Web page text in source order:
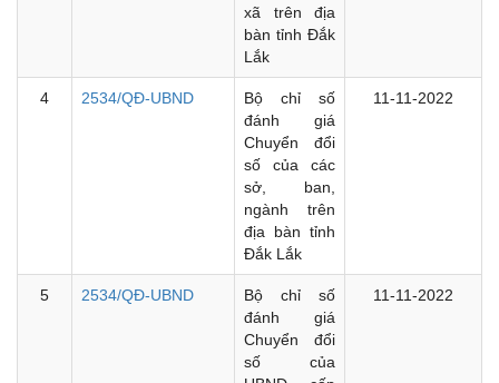
xã trên địa
bàn tỉnh Đắk
Lắk
4 2534/QĐ-UBND
Bộ chỉ số
đánh giá
Chuyển đổi
số của các
sở, ban,
ngành trên
địa bàn tỉnh
Đắk Lắk
11-11-2022
5 2534/QĐ-UBND
Bộ chỉ số
đánh giá
Chuyển đổi
số của
11-11-2022